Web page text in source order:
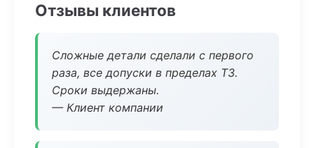
Отзывы клиентов
Сложные детали сделали с первого
раза, все допуски в пределах ТЗ.
Сроки выдержаны.
— Клиент компании